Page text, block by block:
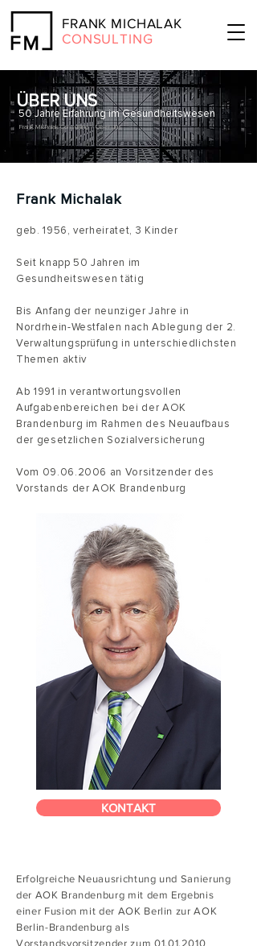
FRANK MICHALAK
CONSULTING
ÜBER UNS
50 Jahre Erfahrung im Gesundheitswesen
Frank Michalak Consulting> Über uns
Frank Michalak
geb. 1956, verheiratet, 3 Kinder
Seit knapp 50 Jahren im
Gesundheitswesen tätig
Bis Anfang der neunziger Jahre in
Nordrhein-Westfalen nach Ablegung der 2.
Verwaltungsprüfung in unterschiedlichsten
Themen aktiv
Ab 1991 in verantwortungsvollen
Aufgabenbereichen bei der AOK
Brandenburg im Rahmen des Neuaufbaus
der gesetzlichen Sozialversicherung
Vom 09.06.2006 an Vorsitzender des
Vorstands der AOK Brandenburg
KONTAKT
Erfolgreiche Neuausrichtung und Sanierung
der AOK Brandenburg mit dem Ergebnis
einer Fusion mit der AOK Berlin zur AOK
Berlin-Brandenburg als
Vorstandsvorsitzender zum 01.01.2010